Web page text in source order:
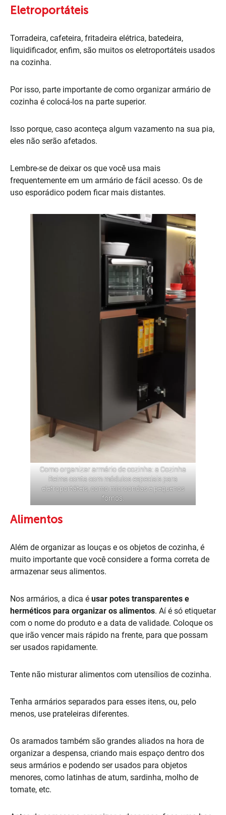
Eletroportáteis
Torradeira, cafeteira, fritadeira elétrica, batedeira,
liquidificador, enfim, são muitos os eletroportáteis usados
na cozinha.
Por isso, parte importante de como organizar armário de
cozinha é colocá-los na parte superior.
Isso porque, caso aconteça algum vazamento na sua pia,
eles não serão afetados.
Lembre-se de deixar os que você usa mais
frequentemente em um armário de fácil acesso. Os de
uso esporádico podem ficar mais distantes.
Como organizar armário de cozinha: aCozinha
Reimsconta com módulos especiais para
eletroportáteis, como microondas e pequenos
fornos.
Alimentos
Além de organizar as louças e os objetos de cozinha, é
muito importante que você considere a forma correta de
armazenar seus alimentos.
Nos armários, a dica é usar potes transparentes e
herméticos para organizar os alimentos. Aí é só etiquetar
com o nome do produto e a data de validade. Coloque os
que irão vencer mais rápido na frente, para que possam
ser usados rapidamente.
Tente não misturar alimentos com utensílios de cozinha.
Tenha armários separados para esses itens, ou, pelo
menos, use prateleiras diferentes.
Os aramados também são grandes aliados na hora de
organizar a despensa, criando mais espaço dentro dos
seus armários e podendo ser usados para objetos
menores, como latinhas de atum, sardinha, molho de
tomate, etc.